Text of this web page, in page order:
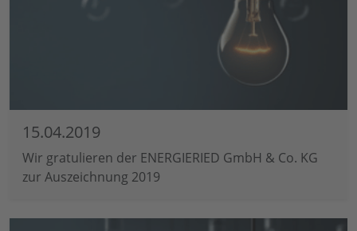
15.04.2019
Wir gratulieren der ENERGIERIED GmbH & Co. KG
zur Auszeichnung 2019